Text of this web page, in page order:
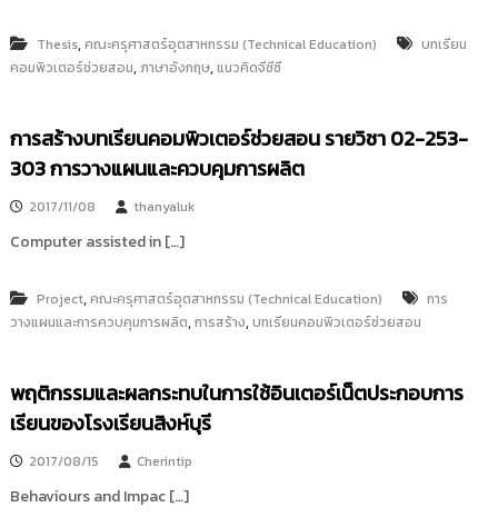
R
e
s
i
o
r
:
ค
ข้
อ
มู
ล
ง
า
ช
ล
ธั
ญ
บุ
Thesis,คณะครุศาสตร์อุตสาหกรรม (Technical Education)
บทเรียน
คอมพิวเตอร์ช่วยสอน, ภาษาอังกฤษ,แนวคิดจีซีซี
การสร้างบทเรียนคอมพิวเตอร์ช่วยสอน รายวิชา 02-253-
303 การวางแผนและควบคุมการผลิต
2017/11/08 thanyaluk
Computer assisted in […]
Project,คณะครุศาสตร์อุตสาหกรรม (Technical Education)
การ
วางแผนและการควบคุมการผลิต,การสร้าง,บทเรียนคอมพิวเตอร์ช่วยสอน
พฤติกรรมและผลกระทบในการใช้อินเตอร์เน็ตประกอบการ
เรียนของโรงเรียนสิงห์บุรี
2017/08/15 Cherintip
Behaviours and Impac […]